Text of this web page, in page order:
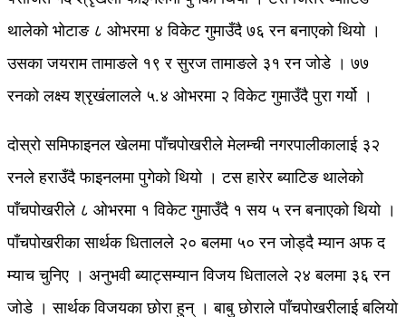
थालेको भोटाङ ८ ओभरमा ४ विकेट गुमाउँदै ७६ रन बनाएको थियो ।
उसका जयराम तामाङले १९ र सुरज तामाङले ३१ रन जोडे । ७७
रनको लक्ष्य श्रृखंलालले ५.४ ओभरमा २ विकेट गुमाउँदै पुरा गर्यो ।
दोस्रो समिफाइनल खेलमा पाँचपोखरीले मेलम्ची नगरपालीकालाई ३२
रनले हराउँदै फाइनलमा पुगेको थियो । टस हारेर ब्याटिङ थालेको
पाँचपोखरीले ८ ओभरमा १ विकेट गुमाउँदै १ सय ५ रन बनाएको थियो ।
पाँचपोखरीका सार्थक धितालले २० बलमा ५० रन जोड्दै म्यान अफ द
म्याच चुनिए । अनुभवी ब्याट्सम्यान विजय धितालले २४ बलमा ३६ रन
जोडे । सार्थक विजयका छोरा हुन् । बाबु छोराले पाँचपोखरीलाई बलियो